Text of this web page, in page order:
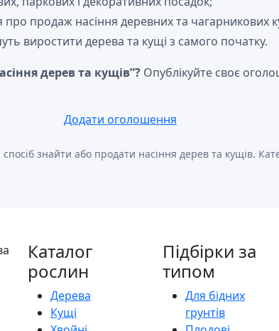
продаж насіння деревних та чагарникових
виростити дерева та кущі з самого початку.
дерев та кущів”? Опублікуйте своє
Додати оголошення
знайти або продати насіння дерев та кущів.
Каталог
рослин
Дерева
Кущі
Підбірки за
типом
Для бідних
грунтів